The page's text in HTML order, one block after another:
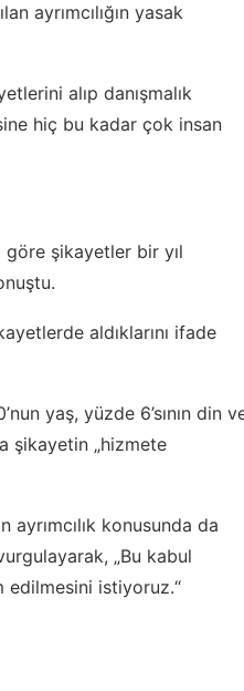
ayrımcılığın yasak
alıp danışmalık
hiç bu kadar çok insan
şikayetler bir yıl
aldıklarını ifade
yaş, yüzde 6’sının din
şikayetin „hizmete
konusunda da
„Bu kabul
edilmesini istiyoruz.“